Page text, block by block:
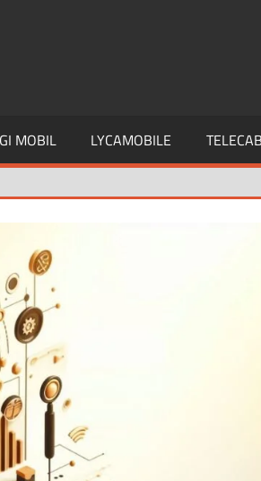
MOBIL LYCAMOBILE